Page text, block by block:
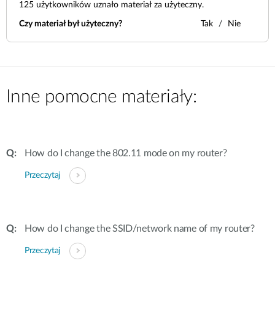
125 użytkowników uznało materiał za użyteczny.
Czy materiał był użyteczny? Tak Nie
Inne pomocne materiały:
How do I change the 802.11 mode on my router?
Przeczytaj
How do I change the SSID/network name of my router?
Przeczytaj